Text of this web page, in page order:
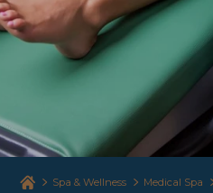
Spa & Wellness Medical Spa